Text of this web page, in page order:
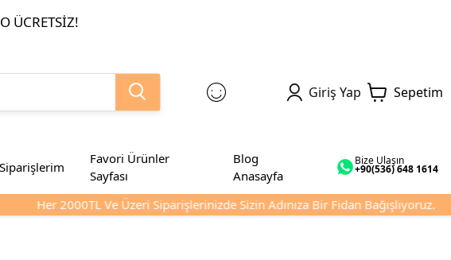
ÜCRETSIZ!
Giriş Yap Sepetim
Siparişlerim
Favori Ürünler
Sayfası
Blog
Anasayfa
Bize Ulaşın
+90(536) 648 1614
Her 2000TL Ve Üzeri Siparişlerinizde Sizin Adınıza Bir Fidan Bağışlıyoruz.